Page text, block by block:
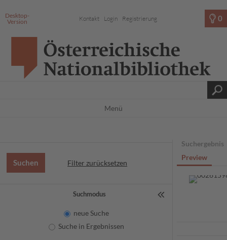
Desktop-
Version
Kontakt Login Registrierung 0
Menü
Filter zurücksetzen
Suchmodus
neue Suche
Suche in Ergebnissen
Suchergebnis
Preview